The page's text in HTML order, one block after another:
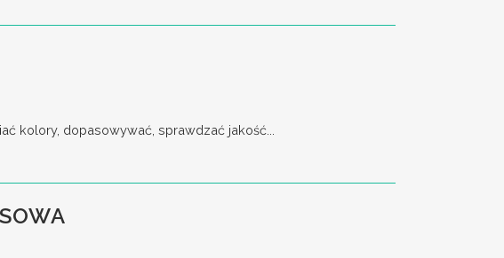
kolory, dopasowywać, sprawdzać jakość...